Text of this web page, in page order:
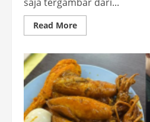
Read MoreRead
more
Makanan
Khas
Negara
Palestina
yang
Harus
Kamu
Coba